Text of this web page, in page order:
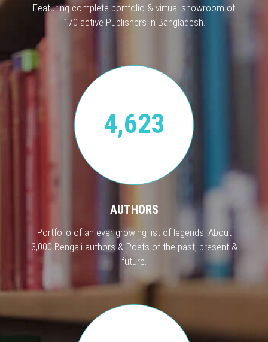
Featuring complete portfolio & virtual showroom of
170 active Publishers in Bangladesh.
4,623
AUTHORS
Portfolio of an ever growing list of legends. About
3,000 Bengali authors & Poets of the past, present &
future.